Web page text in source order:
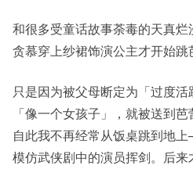
和很多受童话故事荼毒的天真
贪慕穿上纱裙饰演公主才开始跳
只是因为被父母断定为「过度
「像一个女孩子」，就被送到
自此我不再经常从饭桌跳到地
模仿武侠剧中的演员挥剑。后